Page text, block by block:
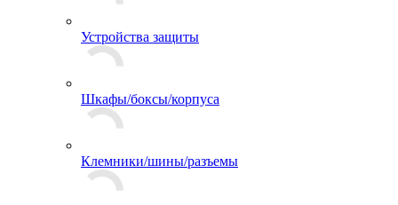
Устройства защиты
Шкафы/боксы/корпуса
Клемники/шины/разъемы